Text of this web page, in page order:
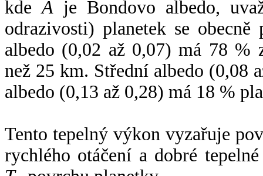
kdeA je Bondovo albedo,
odrazivosti) planetek se
albedo (0,02 až 0,07) má 78 %
než 25 km. Střední albedo (0,08
albedo (0,13 až 0,28) má 18 %
Tento tepelný výkon vyzařuje
rychlého otáčení a dobré